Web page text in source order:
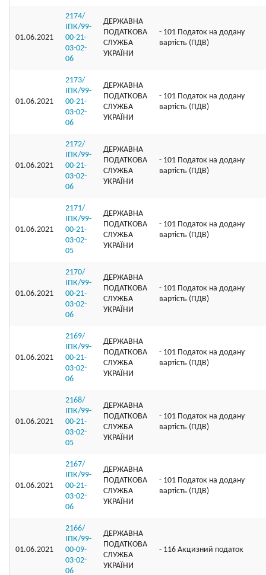
01.06.2021
2174/
ІПК/99-
00-21-
03-02-
06
ДЕРЖАВНА
ПОДАТКОВА
СЛУЖБА
УКРАЇНИ
- 101 Податок на додану
вартість (ПДВ)
01.06.2021
2173/
ІПК/99-
00-21-
03-02-
06
ДЕРЖАВНА
ПОДАТКОВА
СЛУЖБА
УКРАЇНИ
- 101 Податок на додану
вартість (ПДВ)
01.06.2021
2172/
ІПК/99-
00-21-
03-02-
06
ДЕРЖАВНА
ПОДАТКОВА
СЛУЖБА
УКРАЇНИ
- 101 Податок на додану
вартість (ПДВ)
01.06.2021
2171/
ІПК/99-
00-21-
03-02-
05
ДЕРЖАВНА
ПОДАТКОВА
СЛУЖБА
УКРАЇНИ
- 101 Податок на додану
вартість (ПДВ)
01.06.2021
2170/
ІПК/99-
00-21-
03-02-
06
ДЕРЖАВНА
ПОДАТКОВА
СЛУЖБА
УКРАЇНИ
- 101 Податок на додану
вартість (ПДВ)
01.06.2021
2169/
ІПК/99-
00-21-
03-02-
06
ДЕРЖАВНА
ПОДАТКОВА
СЛУЖБА
УКРАЇНИ
- 101 Податок на додану
вартість (ПДВ)
01.06.2021
2168/
ІПК/99-
00-21-
03-02-
05
ДЕРЖАВНА
ПОДАТКОВА
СЛУЖБА
УКРАЇНИ
- 101 Податок на додану
вартість (ПДВ)
01.06.2021
2167/
ІПК/99-
00-21-
03-02-
06
ДЕРЖАВНА
ПОДАТКОВА
СЛУЖБА
УКРАЇНИ
- 101 Податок на додану
вартість (ПДВ)
01.06.2021
2166/
ІПК/99-
00-09-
03-02-
06
ДЕРЖАВНА
ПОДАТКОВА
СЛУЖБА
УКРАЇНИ
- 116 Акцизний податок